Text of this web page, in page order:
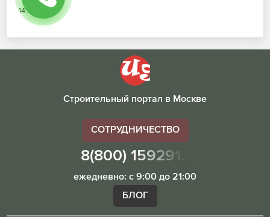
14.07.2026
Строительный портал в Москве
СОТРУДНИЧЕСТВО
8(800) 1592913
ежедневно: с 9:00 до 21:00
БЛОГ